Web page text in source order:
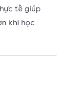
tế giúp
khi học